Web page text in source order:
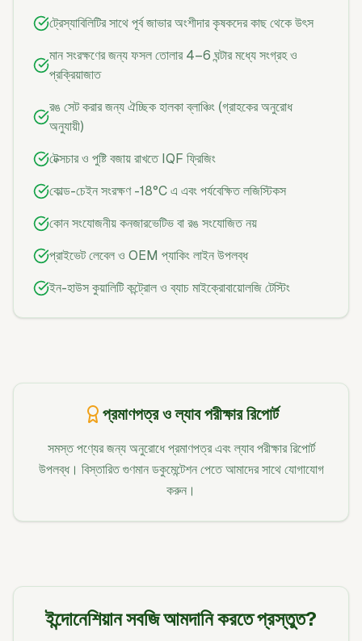
ট্রেস্যাবিলিটির সাথে পূর্ব জাভার অংশীদার কৃষকদের কাছ থেকে উৎস
মান সংরক্ষণের জন্য ফসল তোলার 4–6 ঘন্টার মধ্যে সংগ্রহ ও
প্রক্রিয়াজাত
রঙ সেট করার জন্য ঐচ্ছিক হালকা ব্লাঞ্চিং (গ্রাহকের অনুরোধ
অনুযায়ী)
টেক্সচার ও পুষ্টি বজায় রাখতে IQF ফ্রিজিং
কোল্ড-চেইন সংরক্ষণ -18°C এ এবং পর্যবেক্ষিত লজিস্টিকস
কোন সংযোজনীয় কনজারভেটিভ বা রঙ সংযোজিত নয়
প্রাইভেট লেবেল ও OEM প্যাকিং লাইন উপলব্ধ
ইন-হাউস কুয়ালিটি কন্ট্রোল ও ব্যাচ মাইক্রোবায়োলজি টেস্টিং
প্রমাণপত্র ও ল্যাব পরীক্ষার রিপোর্ট
সমস্ত পণ্যের জন্য অনুরোধে প্রমাণপত্র এবং ল্যাব পরীক্ষার রিপোর্ট
উপলব্ধ। বিস্তারিত গুণমান ডকুমেন্টেশন পেতে আমাদের সাথে যোগাযোগ
করুন।
ইন্দোনেশিয়ান সবজি আমদানি করতে প্রস্তুত?